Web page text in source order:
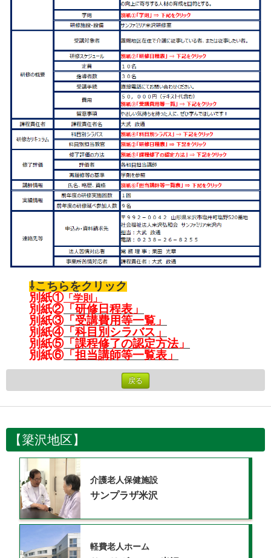
⇩こちらをクリック
別紙①「学則」
別紙②「研修日程表」
別紙③「受講費用等一覧」
別紙④「科目別シラバス」
別紙⑤「課程修了の認定方法」
別紙⑥「担当講師等一覧表」
戻る
【簗沢地区】
介護老人保健施設
サンプラザ米沢
軽費老人ホーム